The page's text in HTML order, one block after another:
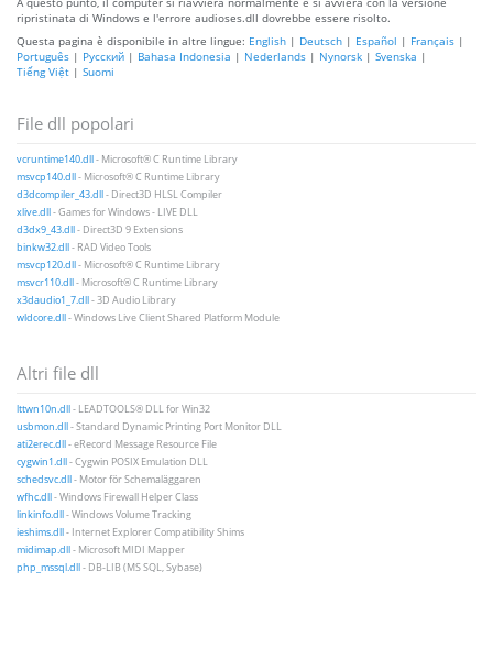
ripristinata di Windows e l'errore audioses.dll dovrebbe essere risolto.
Questa pagina è disponibile in altre lingue: English | Deutsch | Español | Français |
Português | Русский | Bahasa Indonesia | Nederlands | Nynorsk | Svenska |
Tiếng Việt | Suomi
File dll popolari
vcruntime140.dll- Microsoft® C Runtime Library
msvcp140.dll- Microsoft® C Runtime Library
d3dcompiler_43.dll- Direct3D HLSL Compiler
xlive.dll- Games for Windows - LIVE DLL
d3dx9_43.dll- Direct3D 9 Extensions
binkw32.dll- RAD Video Tools
msvcp120.dll- Microsoft® C Runtime Library
msvcr110.dll- Microsoft® C Runtime Library
x3daudio1_7.dll- 3D Audio Library
wldcore.dll- Windows Live Client Shared Platform Module
Altri file dll
lttwn10n.dll- LEADTOOLS® DLL for Win32
usbmon.dll- Standard Dynamic Printing Port Monitor DLL
ati2erec.dll- eRecord Message Resource File
cygwin1.dll- Cygwin POSIX Emulation DLL
schedsvc.dll- Motor för Schemaläggaren
wfhc.dll- Windows Firewall Helper Class
linkinfo.dll- Windows Volume Tracking
ieshims.dll- Internet Explorer Compatibility Shims
midimap.dll- Microsoft MIDI Mapper
php_mssql.dll- DB-LIB (MS SQL, Sybase)